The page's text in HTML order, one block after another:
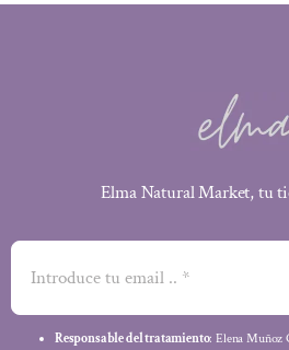
Elma Natural Market, tu
Responsable del tratamiento: Elena Muñoz